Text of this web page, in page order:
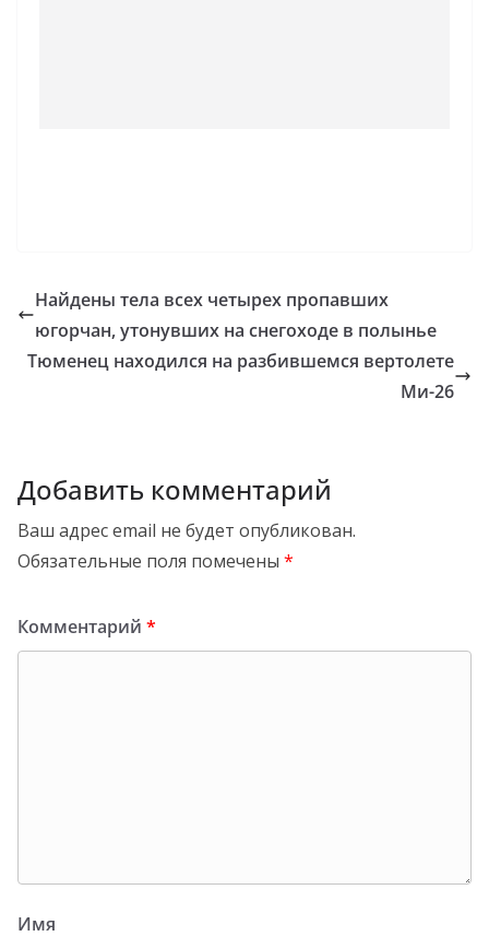
Найдены тела всех четырех пропавших
югорчан, утонувших на снегоходе в полынье
Тюменец находился на разбившемся вертолете
Ми-26
Добавить комментарий
Ваш адрес email не будет опубликован.
Обязательные поля помечены *
Комментарий *
Имя